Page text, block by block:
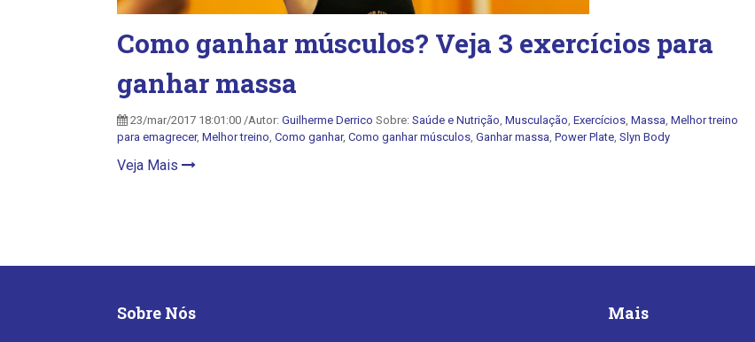
Como ganhar músculos? Veja 3 exercícios para
ganhar massa
23/mar/2017 18:01:00 /Autor: Guilherme Derrico Sobre: Saúde e Nutrição, Musculação, Exercícios, Massa, Melhor treino
para emagrecer, Melhor treino, Como ganhar, Como ganhar músculos, Ganhar massa, Power Plate, Slyn Body
Veja Mais
Sobre Nós Mais